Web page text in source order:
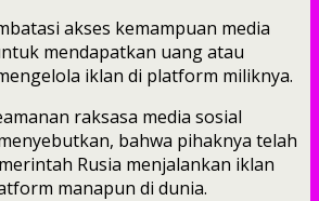
akses kemampuan media
mendapatkan uang atau
iklan di platform miliknya.
raksasa media sosial
bahwa pihaknya telah
Rusia menjalankan iklan
manapun di dunia.